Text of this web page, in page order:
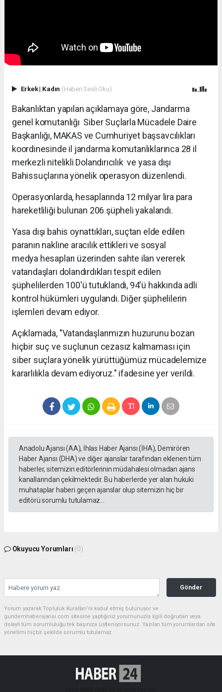
Erkek| Kadın (Haberi Sesli Oku)
Bakanlıktan yapılan açıklamaya göre, Jandarma
genel komutanlığı Siber Suçlarla Mücadele Daire
Başkanlığı, MAKAS ve Cumhuriyet başsavcılıkları
koordinesinde il jandarma komutanlıklarınca 28 il
merkezli nitelikli Dolandırıcılık ve yasa dışı
Bahissuçlarına yönelik operasyon düzenlendi.
Operasyonlarda, hesaplarında 12 milyar lira para
hareketliliği bulunan 206 şüpheli yakalandı.
Yasa dışı bahis oynattıkları, suçtan elde edilen
paranın nakline aracılık ettikleri ve sosyal
medya hesapları üzerinden sahte ilan vererek
vatandaşları dolandırdıkları tespit edilen
şüphelilerden 100'ü tutuklandı, 94'ü hakkında adli
kontrol hükümleri uygulandı. Diğer şüphelilerin
işlemleri devam ediyor.
Açıklamada, "Vatandaşlarımızın huzurunu bozan
hiçbir suç ve suçlunun cezasız kalmaması için
siber suçlara yönelik yürüttüğümüz mücadelemize
kararlılıkla devam ediyoruz." ifadesine yer verildi.
Anadolu Ajansı (AA), İhlas Haber Ajansı (İHA), Demirören
Haber Ajansı (DHA) ve diğer ajanslar tarafından eklenen tüm
haberler, sitemizin editörlerinin müdahalesi olmadan ajans
kanallarından çekilmektedir. Bu haberlerde yer alan hukuki
muhataplar haberi geçen ajanslar olup sitemizin hiç bir
editörü sorumlu tutulamaz...
Okuyucu Yorumları (0)
Gönder
Yorum yazarak Topluluk Kuralları’nı kabul etmiş bulunuyor ve
gundemhaberajansi.com sitesine yaptığınız yorumunuzla ilgili doğrudan veya
dolaylı tüm sorumluluğu tek başınıza üstleniyorsunuz. Yazılan tüm yorumlardan site
yönetimi hiçbir şekilde sorumlu tutulamaz.